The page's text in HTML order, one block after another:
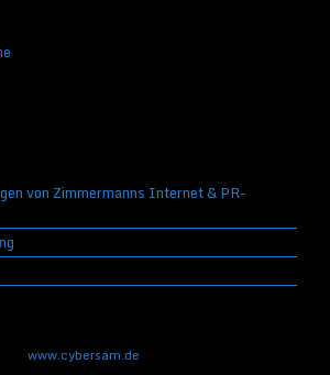
von Zimmermanns Internet & PR-
www.cybersam.de